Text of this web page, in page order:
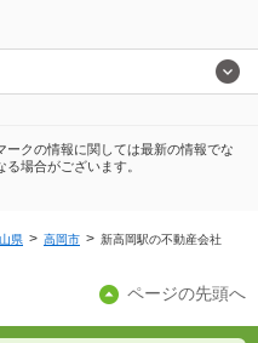
クの情報に関しては最新の情報でな
場合がございます。
県 高岡市 新高岡駅の不動産会社
ページの先頭へ